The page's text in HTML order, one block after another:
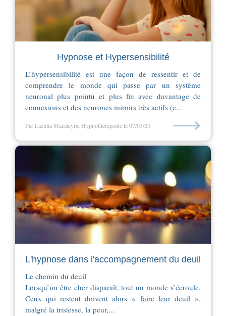
Hypnose et Hypersensibilité
L’hypersensibilité est une façon de ressentir et de
comprendre le monde qui passe par un système
neuronal plus pointu et plus fin avec davantage de
connexions et des neurones miroirs très actifs (e...
Par Laëtitia Mazaleyrat Hypnothérapeute le 07/03/23 ⟶
L'hypnose dans l'accompagnement du deuil
Le chemin du deuil
Lorsqu’un être cher disparaît, tout un monde s’écroule.
Ceux qui restent doivent alors « faire leur deuil »,
malgré la tristesse, la peur,...